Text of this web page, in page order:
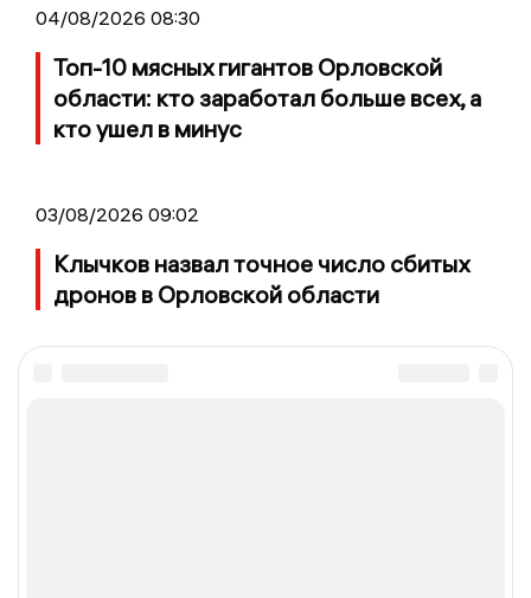
04/08/2026 08:30
Топ-10 мясных гигантов Орловской
области: кто заработал больше всех, а
кто ушел в минус
03/08/2026 09:02
Клычков назвал точное число сбитых
дронов в Орловской области